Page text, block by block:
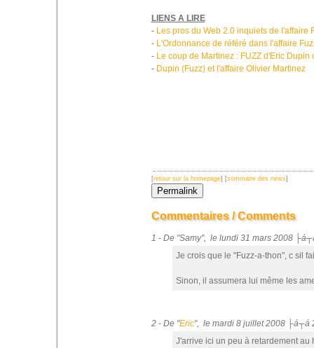
LIENS A LIRE
- Les pros du Web 2.0 inquiets de l'affaire
- L'Ordonnance de référé dans l'affaire
- Le coup de Martinez : FUZZ d'Eric Dupin
- Dupin (Fuzz) et l'affaire Olivier Martinez
[retour sur la homepage] [sommaire des news]
Commentaires / Comments
1 - De "Samy", le lundi 31 mars 2008
Je crois que le "Fuzz-a-thon", c sil
Sinon, il assumera lui même les
2 - De "Eric", le mardi 8 juillet 2008 ├á┬á
J'arrive ici un peu à retardement